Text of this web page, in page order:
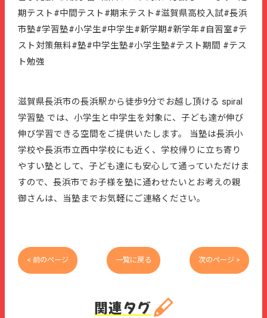
期テスト#中間テスト#期末テスト#滋賀県高校入試#長浜
市塾#学習塾#小学生#中学生#新学期#新学年#自習室#テ
スト対策無料#塾#中学生塾#小学生塾#テスト期間 #テス
ト勉強
滋賀県長浜市の長浜駅から徒歩9分でお越し頂ける spiral
学習塾 では、小学生と中学生を対象に、子ども達が伸び
伸び学習できる空間をご提供いたします。 当塾は長浜小
学校や長浜市立西中学校にも近く、学校帰りに立ち寄り
やすい塾として、子ども達にも安心して通っていただけま
すので、長浜市でお子様を塾に通わせたいとお考えの親
御さんは、当塾までお気軽にご連絡ください。
< 前のページ 一覧に戻る 次のページ >
関連タグ